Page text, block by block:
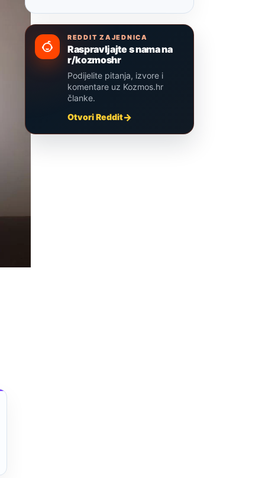
REDDIT ZAJEDNICA
Raspravljajte s nama na
r/kozmoshr
Podijelite pitanja, izvore i
komentare uz Kozmos.hr
članke.
Otvori Reddit